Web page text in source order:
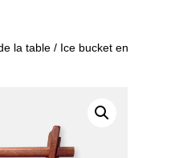
la table/ Ice bucket en